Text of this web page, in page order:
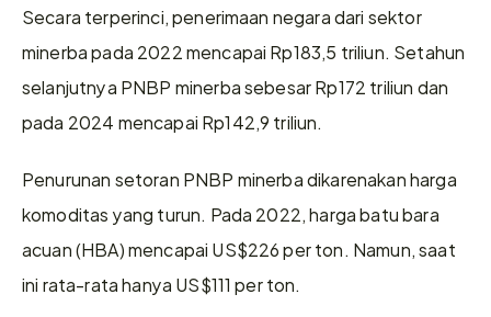
Secara terperinci, penerimaan negara dari sektor
minerba pada 2022 mencapai Rp183,5 triliun. Setahun
selanjutnya PNBP minerba sebesar Rp172 triliun dan
pada 2024 mencapai Rp142,9 triliun.
Penurunan setoran PNBP minerba dikarenakan harga
komoditas yang turun. Pada 2022, harga batu bara
acuan (HBA) mencapai US$226 per ton. Namun, saat
ini rata-rata hanya US$111 per ton.